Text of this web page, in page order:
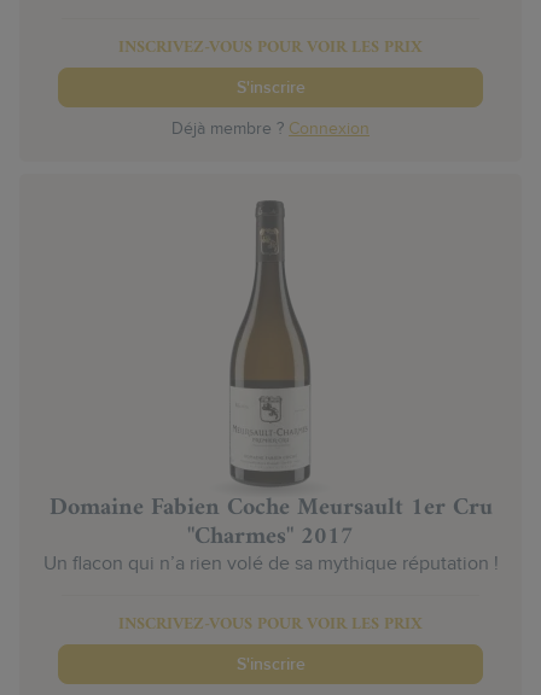
INSCRIVEZ-VOUS POUR VOIR LES PRIX
S'inscrire
Déjà membre ? Connexion
Domaine Fabien Coche Meursault 1er Cru
"Charmes" 2017
Un flacon qui n’a rien volé de sa mythique réputation !
INSCRIVEZ-VOUS POUR VOIR LES PRIX
S'inscrire